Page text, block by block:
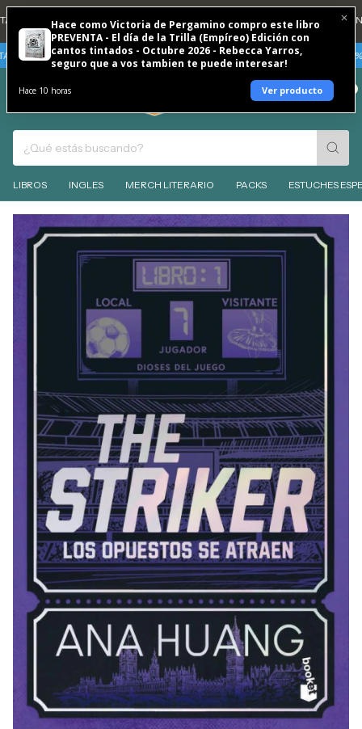
Hace como Victoria de Pergamino compro este libro
PREVENTA - El día de la Trilla (Empíreo) Edición con
cantos tintados - Octubre 2026 - Rebecca Yarros,
seguro que a vos tambien te puede interesar!
Hace 10 horas Ver producto
20% REINTEGRO TODOS LOS DÍAS 🐶 💳 3 CUOTAS SIN INTERES CON
INTERES TARJETAS BBVA - VIERNES 7 Y SABADO 8 DE AGOSTO 30%
LIBROS INGLES MERCH LITERARIO PACKS ESTUCHES